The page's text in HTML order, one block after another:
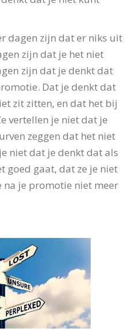
dagen zijn dat er niks uit
zijn dat je het niet
zijn dat je denkt dat
Dat je denkt dat
zit zitten, en dat het bij
vertellen je niet dat je
zeggen dat het niet
niet dat je denkt dat als
goed gaat, dat ze je niet
na je promotie niet meer